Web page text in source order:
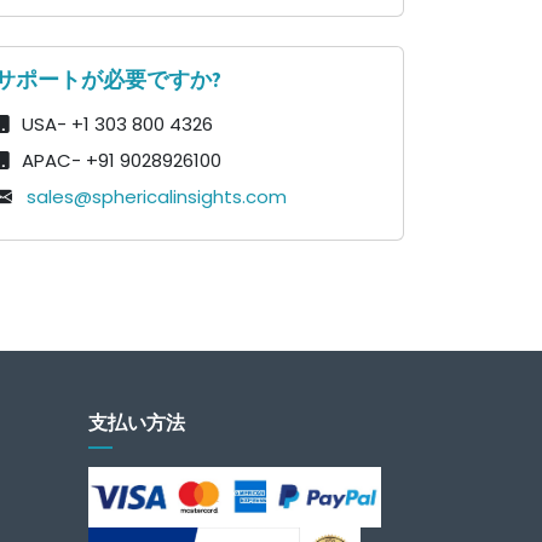
ポートが必要ですか?
USA- +1 303 800 4326
APAC- +91 9028926100
sales@sphericalinsights.com
支払い方法